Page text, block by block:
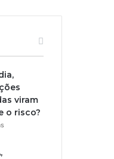
viram
o risco?